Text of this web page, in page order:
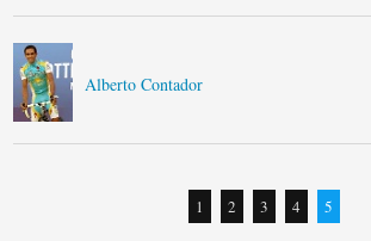
Alberto Contador
1 2 3 4 5